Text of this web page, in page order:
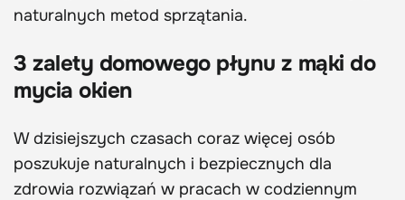
naturalnych metod sprzątania.
3 zalety domowego płynu z mąki do
mycia okien
W dzisiejszych czasach coraz więcej osób
poszukuje naturalnych i bezpiecznych dla
zdrowia rozwiązań w pracach w codziennym